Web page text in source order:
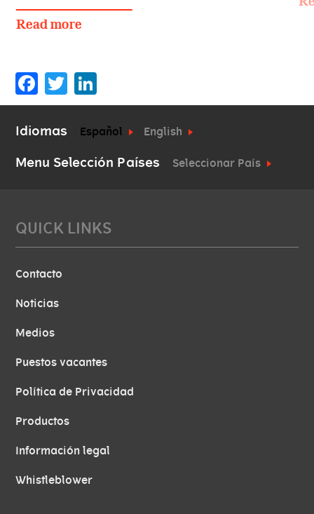
Read more
Facebook
Twitter
Idiomas Español English
Menu Selección Países Seleccionar País
QUICK LINKS
Contacto
Noticias
Medios
Puestos vacantes
Política de Privacidad
Productos
Información legal
Whistleblower